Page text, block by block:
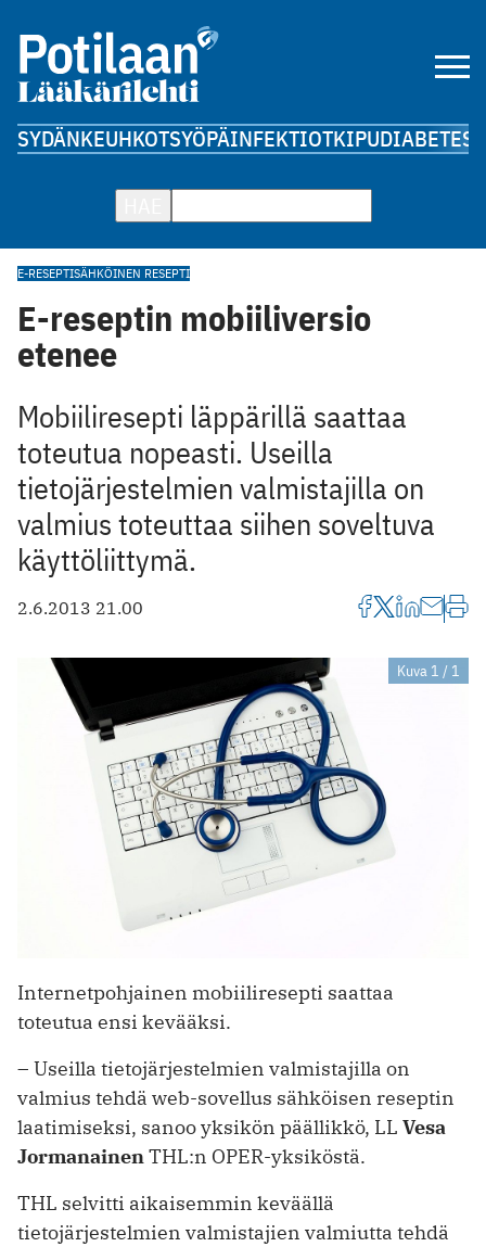
SYDÄNKEUHKOTSYÖPÄINFEKTIOTKIPUDIABETES
E-RESEPTISÄHKÖINEN RESEPTI
E-reseptin mobiiliversio
etenee
Mobiiliresepti läppärillä saattaa
toteutua nopeasti. Useilla
tietojärjestelmien valmistajilla on
valmius toteuttaa siihen soveltuva
käyttöliittymä.
2.6.2013 21.00
Kuva 1 / 1
Internetpohjainen mobiiliresepti saattaa
toteutua ensi kevääksi.
– Useilla tietojärjestelmien valmistajilla on
valmius tehdä web-sovellus sähköisen reseptin
laatimiseksi, sanoo yksikön päällikkö, LL Vesa
JormanainenTHL:n OPER-yksiköstä.
THL selvitti aikaisemmin keväällä
tietojärjestelmien valmistajien valmiutta tehdä